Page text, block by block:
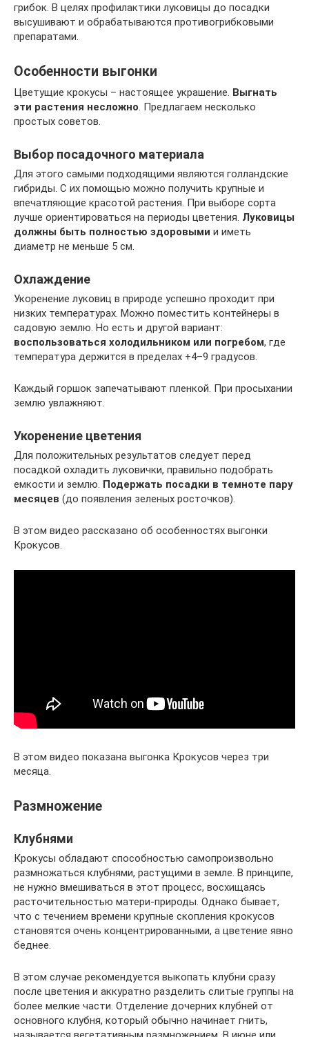
грибок. В целях профилактики луковицы до посадки
высушивают и обрабатываются противогрибковыми
препаратами.
Особенности выгонки
Цветущие крокусы – настоящее украшение. Выгнать
эти растения несложно. Предлагаем несколько
простых советов.
Выбор посадочного материала
Для этого самыми подходящими являются голландские
гибриды. С их помощью можно получить крупные и
впечатляющие красотой растения. При выборе сорта
лучше ориентироваться на периоды цветения. Луковицы
должны быть полностью здоровыми и иметь
диаметр не меньше 5 см.
Охлаждение
Укоренение луковиц в природе успешно проходит при
низких температурах. Можно поместить контейнеры в
садовую землю. Но есть и другой вариант:
воспользоваться холодильником или погребом, где
температура держится в пределах +4–9 градусов.
Каждый горшок запечатывают пленкой. При просыхании
землю увлажняют.
Укоренение цветения
Для положительных результатов следует перед
посадкой охладить луковички, правильно подобрать
емкости и землю. Подержать посадки в темноте пару
месяцев (до появления зеленых росточков).
В этом видео рассказано об особенностях выгонки
Крокусов.
В этом видео показана выгонка Крокусов через три
месяца.
Размножение
Клубнями
Крокусы обладают способностью самопроизвольно
размножаться клубнями, растущими в земле. В принципе,
не нужно вмешиваться в этот процесс, восхищаясь
расточительностью матери-природы. Однако бывает,
что с течением времени крупные скопления крокусов
становятся очень концентрированными, а цветение явно
беднее.
В этом случае рекомендуется выкопать клубни сразу
после цветения и аккуратно разделить слитые группы на
более мелкие части. Отделение дочерних клубней от
основного клубня, который обычно начинает гнить,